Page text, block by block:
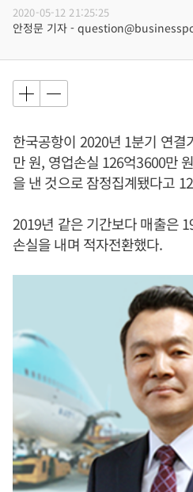
2020-05-12 21:25:25
안정문 기자 -
한국공항이 2020년 1분기 연
만 원, 영업손실 126억3600만
을 낸 것으로 잠정집계됐다고
2019년 같은 기간보다 매출은
손실을 내며 적자전환했다.